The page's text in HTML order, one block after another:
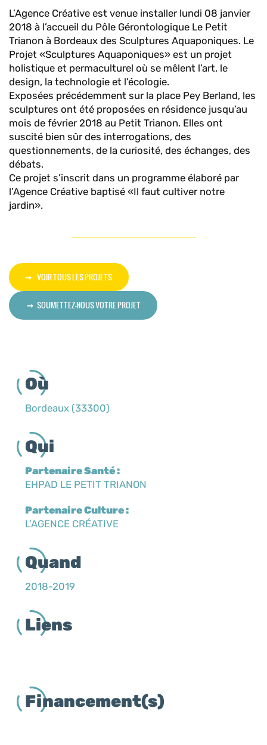
L’Agence Créative est venue installer lundi 08 janvier
2018 à l’accueil du Pôle Gérontologique Le Petit
Trianon à Bordeaux des Sculptures Aquaponiques. Le
Projet «Sculptures Aquaponiques» est un projet
holistique et permaculturel où se mêlent l’art, le
design, la technologie et l’écologie.
Exposées précédemment sur la place Pey Berland, les
sculptures ont été proposées en résidence jusqu’au
mois de février 2018 au Petit Trianon. Elles ont
suscité bien sûr des interrogations, des
questionnements, de la curiosité, des échanges, des
débats.
Ce projet s’inscrit dans un programme élaboré par
l’Agence Créative baptisé «Il faut cultiver notre
jardin».
VOIR TOUS LES PROJETS
SOUMETTEZ-NOUS VOTRE PROJET
Où
Bordeaux (33300)
Qui
Partenaire Santé :
EHPAD LE PETIT TRIANON
Partenaire Culture :
L'AGENCE CRÉATIVE
Quand
2018-2019
Liens
Financement(s)